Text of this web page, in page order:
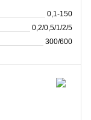
0,1-150
0,2/0,5/1/2/5
300/600